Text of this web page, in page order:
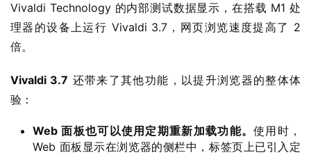
W
i
n
1
Vivaldi Technology 的内部测试数据显示，在搭载 M1 处
理器的设备上运行 Vivaldi 3.7，网页浏览速度提高了 2
倍。
Vivaldi 3.7 还带来了其他功能，以提升浏览器的整体体
验：
Web 面板也可以使用定期重新加载功能。使用时，
Web 面板显示在浏览器的侧栏中，标签页上已引入定